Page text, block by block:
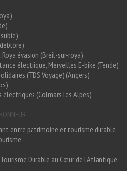
Roya évasion (Breil-sur-roya)
électrique, Merveilles E-bike (Tende)
(TDS Voyage) (Angers)
(Colmars Les Alpes)
entre patrimoine et tourisme durable
Durable au Cœur de l'Atlantique